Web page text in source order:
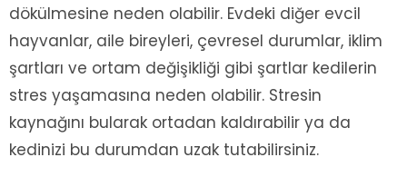
dökülmesine neden olabilir. Evdeki diğer evcil
hayvanlar, aile bireyleri, çevresel durumlar, iklim
şartları ve ortam değişikliği gibi şartlar kedilerin
stres yaşamasına neden olabilir. Stresin
kaynağını bularak ortadan kaldırabilir ya da
kedinizi bu durumdan uzak tutabilirsiniz.